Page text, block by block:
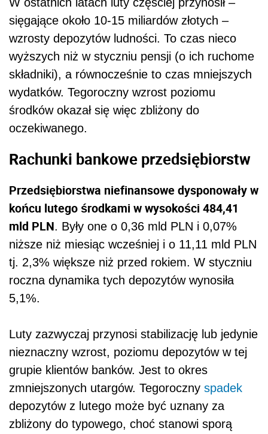
sięgające około 10-15 miliardów złotych –
wzrosty depozytów ludności. To czas nieco
wyższych niż w styczniu pensji (o ich ruchome
składniki), a równocześnie to czas mniejszych
wydatków. Tegoroczny wzrost poziomu
środków okazał się więc zbliżony do
oczekiwanego.
Rachunki bankowe przedsiębiorstw
Przedsiębiorstwa niefinansowe dysponowały w
końcu lutego środkami w wysokości 484,41
mld PLN. Były one o 0,36 mld PLN i 0,07%
niższe niż miesiąc wcześniej i o 11,11 mld PLN
tj. 2,3% większe niż przed rokiem. W styczniu
roczna dynamika tych depozytów wynosiła
5,1%.
Luty zazwyczaj przynosi stabilizację lub jedynie
nieznaczny wzrost, poziomu depozytów w tej
grupie klientów banków. Jest to okres
zmniejszonych utargów. Tegoroczny spadek
depozytów z lutego może być uznany za
zbliżony do typowego, choć stanowi sporą